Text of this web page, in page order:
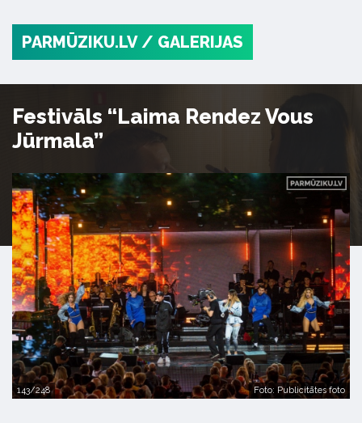
PARMŪZIKU.LV / GALERIJAS
Festivāls “Laima Rendez Vous
Jūrmala”
143/248 Foto: Publicitātes foto